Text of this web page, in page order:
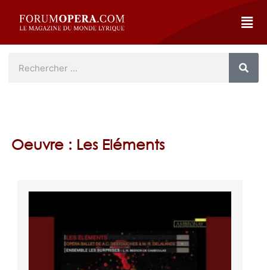
Oeuvre : Les Eléments